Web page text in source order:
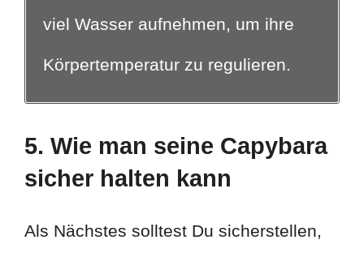
viel Wasser aufnehmen, um ihre
Körpertemperatur zu regulieren.
5. Wie man seine Capybara
sicher halten kann
Als Nächstes solltest Du sicherstellen,